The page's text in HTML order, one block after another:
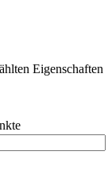
Eigenschaften